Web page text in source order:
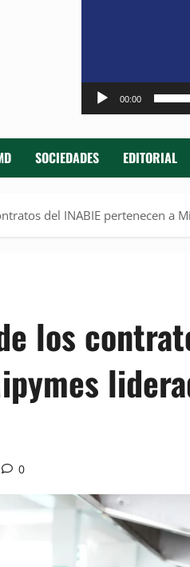
00:00
SOCIEDADES EDITORIAL
del INABIE pertenecen a
los
0